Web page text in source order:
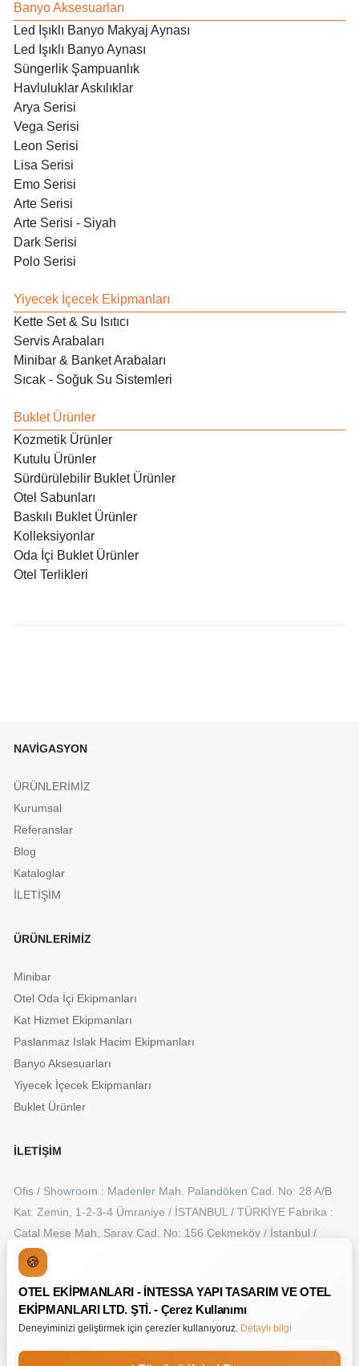
Banyo Aksesuarları
Led Işıklı Banyo Makyaj Aynası
Led Işıklı Banyo Aynası
Süngerlik Şampuanlık
Havluluklar Askılıklar
Arya Serisi
Vega Serisi
Leon Serisi
Lisa Serisi
Emo Serisi
Arte Serisi
Arte Serisi - Siyah
Dark Serisi
Polo Serisi
Yiyecek İçecek Ekipmanları
Kette Set & Su Isıtıcı
Servis Arabaları
Minibar & Banket Arabaları
Sıcak - Soğuk Su Sistemleri
Buklet Ürünler
Kozmetik Ürünler
Kutulu Ürünler
Sürdürülebilir Buklet Ürünler
Otel Sabunları
Baskılı Buklet Ürünler
Kolleksiyonlar
Oda İçi Buklet Ürünler
Otel Terlikleri
NAVİGASYON
ÜRÜNLERİMİZ
Kurumsal
Referanslar
Blog
Kataloglar
İLETİŞİM
ÜRÜNLERİMİZ
Minibar
Otel Oda İçi Ekipmanları
Kat Hizmet Ekipmanları
Paslanmaz Islak Hacim Ekipmanları
Banyo Aksesuarları
Yiyecek İçecek Ekipmanları
Buklet Ürünler
İLETİŞİM
Ofis / Showroom : Madenler Mah. Palandöken Cad. No: 28 A/B
Kat: Zemin, 1-2-3-4 Ümraniye / İSTANBUL / TÜRKİYE Fabrika :
Çatal Meşe Mah. Saray Cad. No: 156 Çekmeköy / İstanbul /
TÜRKİYE
+90 216 315 50 55
info@intessa.com.tr
🍪
OTEL EKİPMANLARI - İNTESSA YAPI TASARIM VE OTEL
EKİPMANLARI LTD. ŞTİ. - Çerez Kullanımı
Deneyiminizi geliştirmek için çerezler kullanıyoruz. Detaylı bilgi